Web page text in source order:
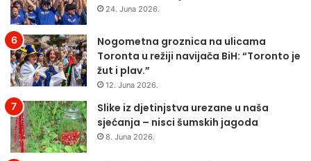
24. Juna 2026.
Nogometna groznica na ulicama
Toronta u režiji navijača BiH: “Toronto je
žut i plav.”
12. Juna 2026.
Slike iz djetinjstva urezane u naša
sjećanja – nisci šumskih jagoda
8. Juna 2026.